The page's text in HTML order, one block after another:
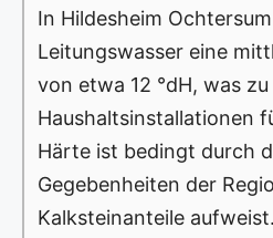
In Hildesheim
Leitungswasser eine
von etwa 12 °dH, was
Haushaltsinstallationen
Härte ist bedingt durch
Gegebenheiten der
Kalksteinanteile